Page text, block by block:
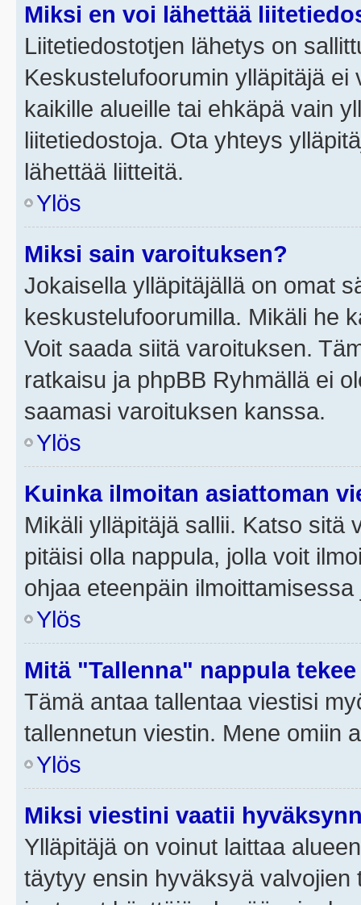
Miksi en voi lähettää
Liitetiedostotjen lähetys on
Keskustelufoorumin ylläpitäjä
kaikille alueille tai ehkäpä vain
liitetiedostoja. Ota yhteys
lähettää liitteitä.
Ylös
Miksi sain varoituksen?
Jokaisella ylläpitäjällä on omat
keskustelufoorumilla. Mikäli he
Voit saada siitä varoituksen.
ratkaisu ja phpBB Ryhmällä ei
saamasi varoituksen kanssa.
Ylös
Kuinka ilmoitan asiattoman
Mikäli ylläpitäjä sallii. Katso sitä
pitäisi olla nappula, jolla voit
ohjaa eteenpäin
Ylös
Mitä "Tallenna" nappula
Tämä antaa tallentaa viestisi
tallennetun viestin. Mene omiin
Ylös
Miksi viestini vaatii
Ylläpitäjä on voinut laittaa
täytyy ensin hyväksyä